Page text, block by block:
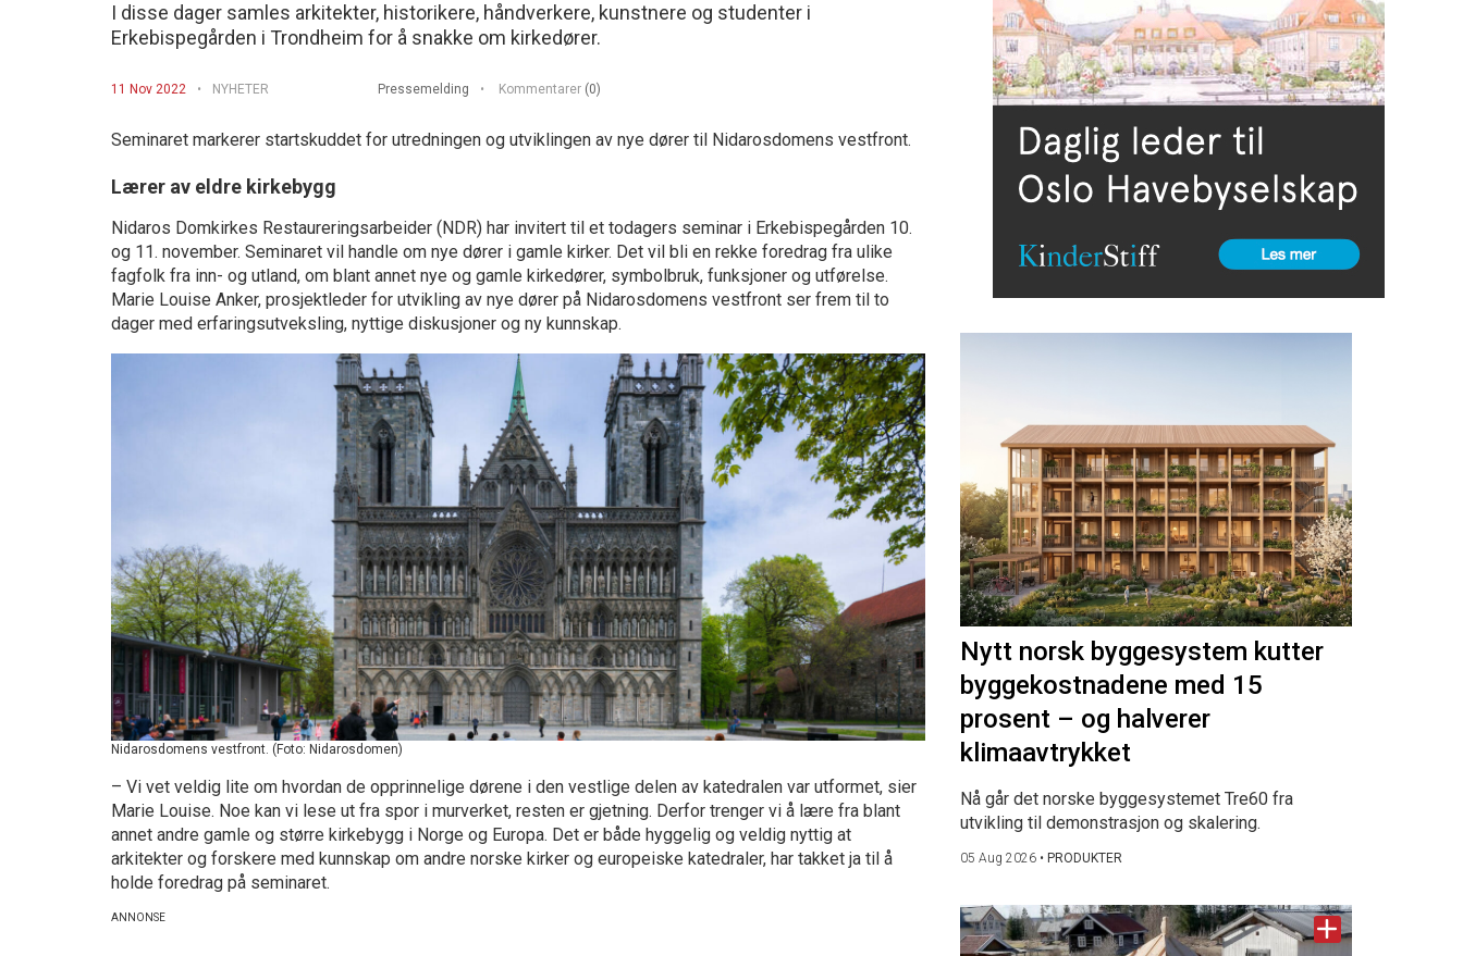
I disse dager samles arkitekter, historikere, håndverkere, kunstnere og studenter i
Erkebispegården i Trondheim for å snakke om kirkedører.
11 Nov 2022 NYHETER Pressemelding Kommentarer (0)
Seminaret markerer startskuddet for utredningen og utviklingen av nye dører til Nidarosdomens vestfront.
Lærer av eldre kirkebygg
Nidaros Domkirkes Restaureringsarbeider (NDR) har invitert til et todagers seminar i Erkebispegården 10.
og 11. november. Seminaret vil handle om nye dører i gamle kirker. Det vil bli en rekke foredrag fra ulike
fagfolk fra inn- og utland, om blant annet nye og gamle kirkedører, symbolbruk, funksjoner og utførelse.
Marie Louise Anker, prosjektleder for utvikling av nye dører på Nidarosdomens vestfront ser frem til to
dager med erfaringsutveksling, nyttige diskusjoner og ny kunnskap.
Nidarosdomens vestfront. (Foto: Nidarosdomen)
– Vi vet veldig lite om hvordan de opprinnelige dørene i den vestlige delen av katedralen var utformet, sier
Marie Louise. Noe kan vi lese ut fra spor i murverket, resten er gjetning. Derfor trenger vi å lære fra blant
annet andre gamle og større kirkebygg i Norge og Europa. Det er både hyggelig og veldig nyttig at
arkitekter og forskere med kunnskap om andre norske kirker og europeiske katedraler, har takket ja til å
holde foredrag på seminaret.
Nytt norsk byggesystem kutter
byggekostnadene med 15
prosent – og halverer
klimaavtrykket
Nå går det norske byggesystemet Tre60 fra
utvikling til demonstrasjon og skalering.
05 Aug 2026 • PRODUKTER